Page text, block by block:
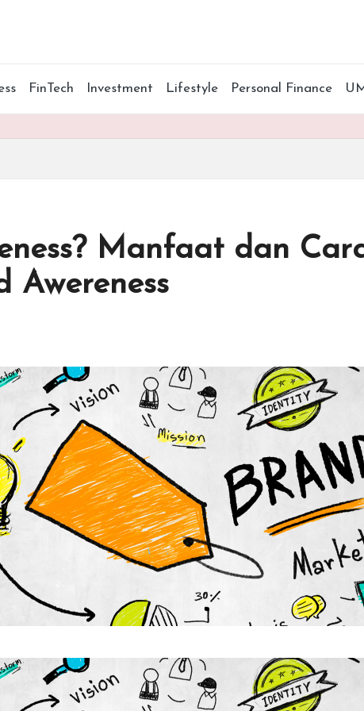
FinTech Investment Lifestyle Personal Finance
Manfaat dan
Awereness